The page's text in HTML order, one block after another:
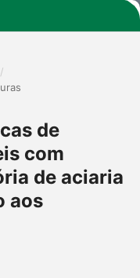
/
de
com
de aciaria
aos